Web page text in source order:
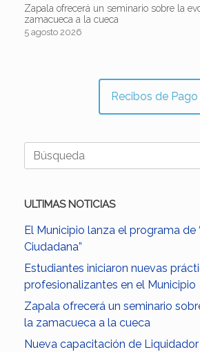
Zapala ofrecerá un seminario sobre la
zamacueca a la cueca
5 agosto 2026
Recibos de Pago
Buscar:
ULTIMAS NOTICIAS
El Municipio lanza el programa de
Ciudadana”
Estudiantes iniciaron nuevas
profesionalizantes en el Municipio
Zapala ofrecerá un seminario
la zamacueca a la cueca
Nueva capacitación de